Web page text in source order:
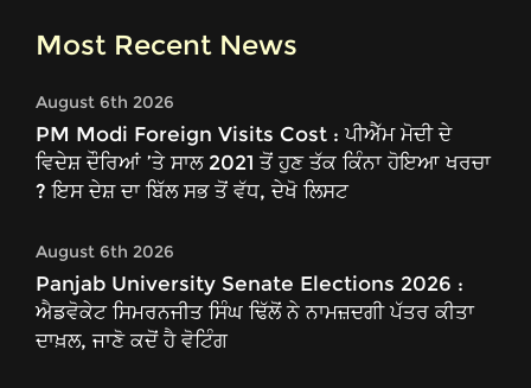
Most Recent News
August 6th 2026
PM Modi Foreign Visits Cost : ਪੀਐੱਮ ਮੋਦੀ ਦੇ
ਵਿਦੇਸ਼ ਦੌਰਿਆਂ ’ਤੇ ਸਾਲ 2021 ਤੋਂ ਹੁਣ ਤੱਕ ਕਿੰਨਾ ਹੋਇਆ ਖਰਚਾ
? ਇਸ ਦੇਸ਼ ਦਾ ਬਿੱਲ ਸਭ ਤੋਂ ਵੱਧ, ਦੇਖੋ ਲਿਸਟ
August 6th 2026
Panjab University Senate Elections 2026 :
ਐਡਵੋਕੇਟ ਸਿਮਰਨਜੀਤ ਸਿੰਘ ਢਿੱਲੋਂ ਨੇ ਨਾਮਜ਼ਦਗੀ ਪੱਤਰ ਕੀਤਾ
ਦਾਖ਼ਲ, ਜਾਣੋ ਕਦੋਂ ਹੈ ਵੋਟਿੰਗ